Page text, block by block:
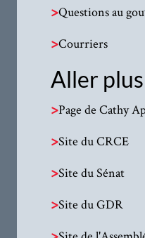
>Questions au
>Courriers
Aller
>Page de Cathy
>Site du CRCE
>Site du Sénat
>Site du GDR